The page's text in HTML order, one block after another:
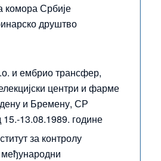
комора Србије
друштво
и ембрио трансфер,
центри и фарме
и Бремену, СР
13.08.1989. године
за контролу
међународни